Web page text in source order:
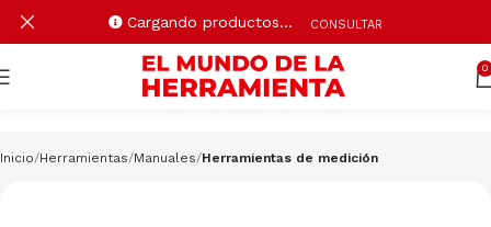
0
Inicio Herramientas Manuales Herramientas de medición
Cargando productos… CONSULTAR